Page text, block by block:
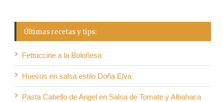
Últimas recetas y tips:
Fettuccine a la Boloñesa
Huevos en salsa estilo Doña Elva
Pasta Cabello de Angel en Salsa de Tomate y Albahaca